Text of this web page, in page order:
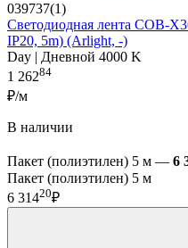
039737(1)
Светодиодная лента COB-
IP20, 5m) (Arlight, -)
Day | Дневной 4000 K
1 26284
₽/м
В наличии
Пакет (полиэтилен) 5 м — 6
Пакет (полиэтилен) 5 м
6 31420₽